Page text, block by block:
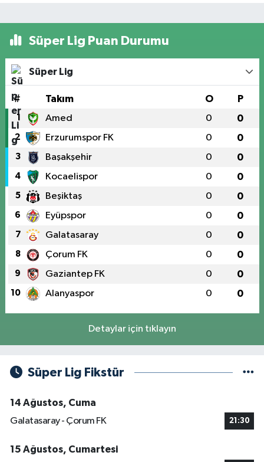
Süper Lig Puan Durumu
Süper Lig
# Takım O P
1 Amed 0 0
2 Erzurumspor FK 0 0
3 Başakşehir 0 0
4 Kocaelispor 0 0
5 Beşiktaş 0 0
6 Eyüpspor 0 0
7 Galatasaray 0 0
8 Çorum FK 0 0
9 Gaziantep FK 0 0
10 Alanyaspor 0 0
Detaylar için tıklayın
Süper Lig Fikstür
14 Ağustos, Cuma
Galatasaray - Çorum FK
21:30
15 Ağustos, Cumartesi